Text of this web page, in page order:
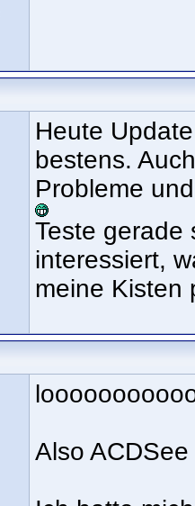
Heute
bestens.
Probleme
Teste gerade
interessiert,
meine Kisten
Also